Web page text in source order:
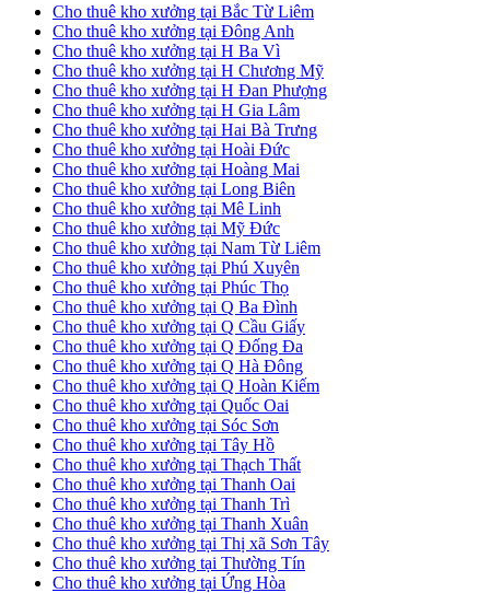
Cho thuê kho xưởng tại Bắc Từ Liêm
Cho thuê kho xưởng tại Đông Anh
Cho thuê kho xưởng tại H Ba Vì
Cho thuê kho xưởng tại H Chương Mỹ
Cho thuê kho xưởng tại H Đan Phượng
Cho thuê kho xưởng tại H Gia Lâm
Cho thuê kho xưởng tại Hai Bà Trưng
Cho thuê kho xưởng tại Hoài Đức
Cho thuê kho xưởng tại Hoàng Mai
Cho thuê kho xưởng tại Long Biên
Cho thuê kho xưởng tại Mê Linh
Cho thuê kho xưởng tại Mỹ Đức
Cho thuê kho xưởng tại Nam Từ Liêm
Cho thuê kho xưởng tại Phú Xuyên
Cho thuê kho xưởng tại Phúc Thọ
Cho thuê kho xưởng tại Q Ba Đình
Cho thuê kho xưởng tại Q Cầu Giấy
Cho thuê kho xưởng tại Q Đống Đa
Cho thuê kho xưởng tại Q Hà Đông
Cho thuê kho xưởng tại Q Hoàn Kiếm
Cho thuê kho xưởng tại Quốc Oai
Cho thuê kho xưởng tại Sóc Sơn
Cho thuê kho xưởng tại Tây Hồ
Cho thuê kho xưởng tại Thạch Thất
Cho thuê kho xưởng tại Thanh Oai
Cho thuê kho xưởng tại Thanh Trì
Cho thuê kho xưởng tại Thanh Xuân
Cho thuê kho xưởng tại Thị xã Sơn Tây
Cho thuê kho xưởng tại Thường Tín
Cho thuê kho xưởng tại Ứng Hòa